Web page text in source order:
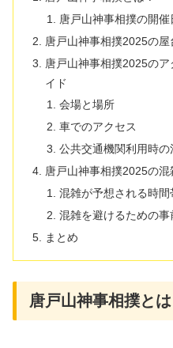
唐戸山神事相撲の開
唐戸山神事相撲2025の
唐戸山神事相撲2025の
イド
会場と場所
車でのアクセス
公共交通機関利用時の
唐戸山神事相撲2025の
混雑が予想される時間
混雑を避けるための事
まとめ
唐戸山神事相撲とは